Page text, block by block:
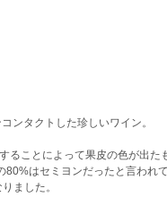
ンタクトした珍しいワイン。
ることによって果皮の色が出た
はセミヨンだったと言われ
ました。